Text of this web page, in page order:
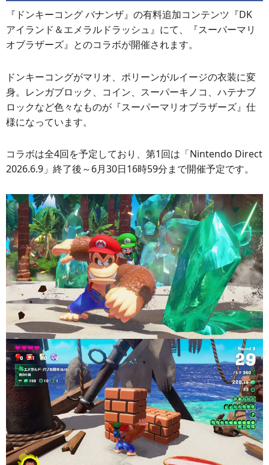
『ドンキーコング バナンザ』の有料追加コンテンツ『DK
アイランド＆エメラルドラッシュ』にて、『スーパーマリ
オブラザーズ』とのコラボが開催されます。
ドンキーコングがマリオ、ポリーンがルイージの衣装に変
身。レンガブロック、コイン、スーパーキノコ、ハテナブ
ロックなど色々なものが『スーパーマリオブラザーズ』仕
様になっています。
コラボは全4回を予定しており、第1回は「Nintendo Direct
2026.6.9」終了後～6月30日16時59分まで開催予定です。